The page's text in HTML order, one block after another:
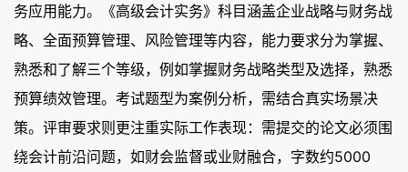
务应用能力。《高级会计实务》科目涵盖企业战略与财务战
略、全面预算管理、风险管理等内容，能力要求分为掌握、
熟悉和了解三个等级，例如掌握财务战略类型及选择，熟悉
预算绩效管理。考试题型为案例分析，需结合真实场景决
策。评审要求则更注重实际工作表现：需提交的论文必须围
绕会计前沿问题，如财会监督或业财融合，字数约5000